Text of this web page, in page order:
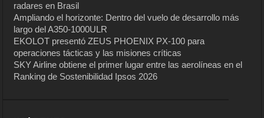
radares en Brasil
Ampliando el horizonte: Dentro del vuelo de desarrollo más
largo del A350-1000ULR
EKOLOT presentó ZEUS PHOENIX PX-100 para
operaciones tácticas y las misiones críticas
SKY Airline obtiene el primer lugar entre las aerolíneas en el
Ranking de Sostenibilidad Ipsos 2026